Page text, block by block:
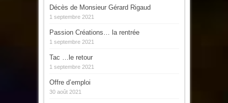
Décès de Monsieur Gérard Rigaud
1 septembre 2021
Passion Créations… la rentrée
1 septembre 2021
Tac …le retour
1 septembre 2021
Offre d’emploi
30 août 2021